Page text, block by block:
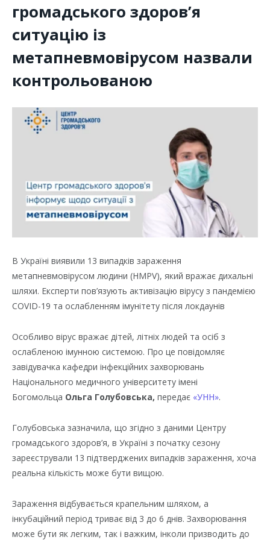
громадського здоров’я
ситуацію із
метапневмовірусом назвали
контрольованою
В Україні виявили 13 випадків зараження
метапневмовірусом людини (HMPV), який вражає дихальні
шляхи. Експерти пов’язують активізацію вірусу з пандемією
COVID-19 та ослабленням імунітету після локдаунів
Особливо вірус вражає дітей, літніх людей та осіб з
ослабленою імунною системою. Про це повідомляє
завідувачка кафедри інфекційних захворювань
Національного медичного університету імені
Богомольца Ольга Голубовська, передає «УНН».
Голубовська зазначила, що згідно з даними Центру
громадського здоров’я, в Україні з початку сезону
зареєстрували 13 підтверджених випадків зараження, хоча
реальна кількість може бути вищою.
Зараження відбувається крапельним шляхом, а
інкубаційний період триває від 3 до 6 днів. Захворювання
може бути як легким, так і важким, інколи призводить до